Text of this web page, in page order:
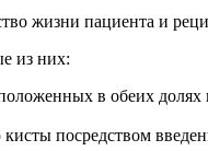
жизни пациента и
из них:
в обеих
посредством